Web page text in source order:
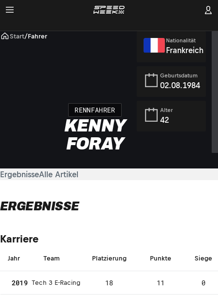
Start/Fahrer
RENNFAHRER
KENNY
FORAY
Nationalität
Frankreich
Geburtsdatum
02.08.1984
Alter
42
ErgebnisseAlle Artikel
ERGEBNISSE
Karriere
Jahr Team Platzierung Punkte Siege
2019 Tech 3 E-Racing 18 11 0